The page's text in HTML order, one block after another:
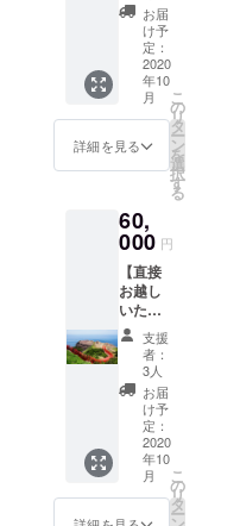
日まで
です
ギフト
セット
（特産
品いろ
いろ詰
め合わ
せ）お
米１０
㎏、油
塩、野
菜ソム
リエ厳
選の採
れたて
お野菜
など＋
お礼の
お手紙
お届
け予
定：
2020
年10
月
詳細を見る
こ
の
リ
タ
ー
ン
を
選
択
す
る
60,
000 円
【直接
お越し
いただ
ける
方】 未
来宿泊
チケッ
ト付
き、取
締役が
ご案内
する魅
力満喫
ツアー
支援
者：
3人
お届
け予
定：
2020
年10
月
こ
の
リ
タ
ー